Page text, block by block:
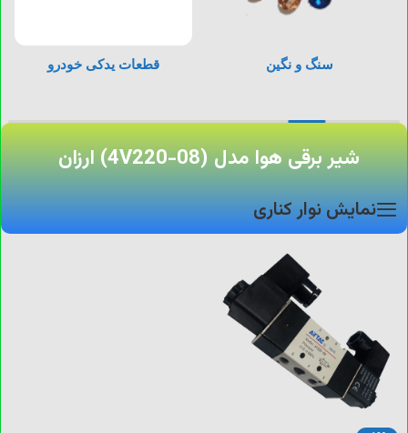
سنگ و نگین قطعات یدکی خودرو
شیر برقی هوا مدل (4V220-08) ارزان
نمایش نوار کناری